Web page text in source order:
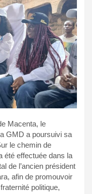
Macenta, le
GMD a poursuivi sa
le chemin de
été effectuée dans la
de l’ancien président
afin de promouvoir
politique,